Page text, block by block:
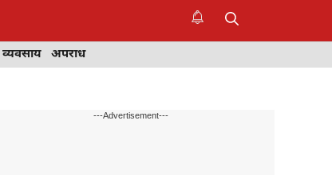
व्यवसाय अपराध
---Advertisement---